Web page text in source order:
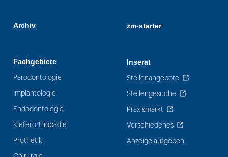
Archiv
Fachgebiete
Parodontologie
Implantologie
Endodontologie
Kieferorthopädie
Prothetik
zm-starter
Inserat
Stellenangebote
Stellengesuche
Praxismarkt
Verschiedenes
Anzeige aufgeben